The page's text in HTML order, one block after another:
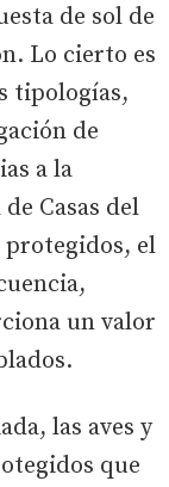
de sol de
Lo cierto es
tipologías,
de
a la
Casas del
protegidos, el
un valor
las aves y
que